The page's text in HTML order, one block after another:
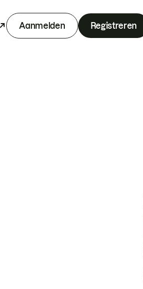
Aanmelden Registreren